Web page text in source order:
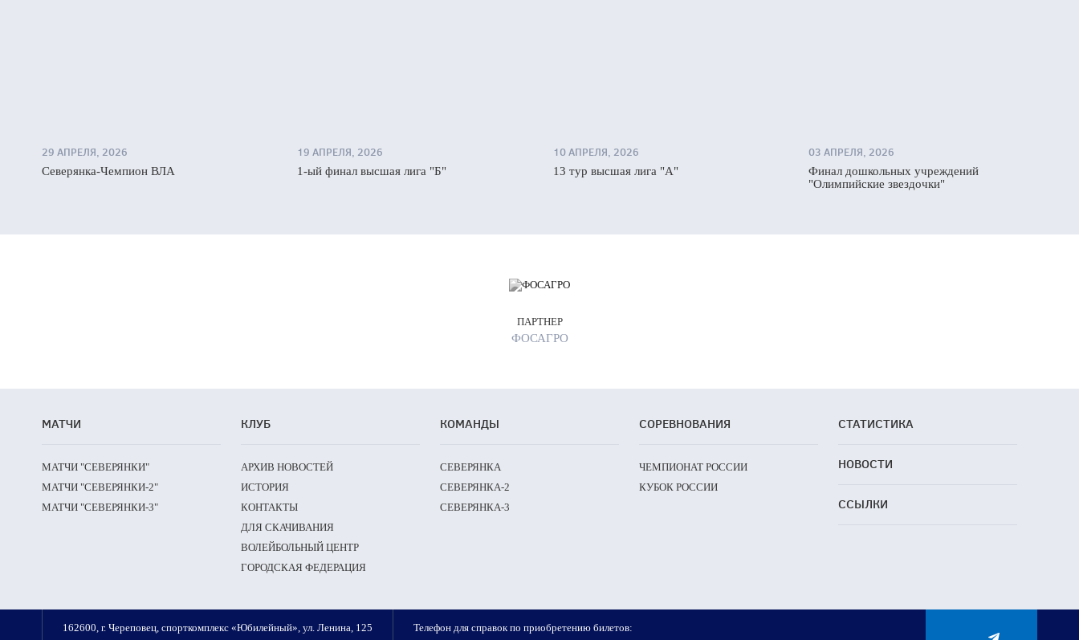
29 АПРЕЛЯ, 2026
Северянка-Чемпион ВЛА
19 АПРЕЛЯ, 2026
1-ый финал высшая лига "Б"
10 АПРЕЛЯ, 2026
13 тур высшая лига "А"
03 АПРЕЛЯ, 2026
Финал дошкольных учреждений
"Олимпийские звездочки"
ПАРТНЕР
ФОСАГРО
МАТЧИ
МАТЧИ "СЕВЕРЯНКИ"
МАТЧИ "СЕВЕРЯНКИ-2"
МАТЧИ "СЕВЕРЯНКИ-3"
КЛУБ
АРХИВ НОВОСТЕЙ
ИСТОРИЯ
КОНТАКТЫ
ДЛЯ СКАЧИВАНИЯ
ВОЛЕЙБОЛЬНЫЙ ЦЕНТР
ГОРОДСКАЯ ФЕДЕРАЦИЯ
КОМАНДЫ
СЕВЕРЯНКА
СЕВЕРЯНКА-2
СЕВЕРЯНКА-3
СОРЕВНОВАНИЯ
ЧЕМПИОНАТ РОССИИ
КУБОК РОССИИ
СТАТИСТИКА
НОВОСТИ
ССЫЛКИ
162600, г. Череповец, спорткомплекс «Юбилейный», ул. Ленина, 125 Телефон для справок по приобретению билетов: